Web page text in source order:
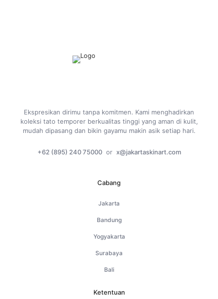
Ekspresikan dirimu tanpa komitmen. Kami menghadirkan
koleksi tato temporer berkualitas tinggi yang aman di kulit,
mudah dipasang dan bikin gayamu makin asik setiap hari.
+62 (895) 240 75000 or x@jakartaskinart.com
Cabang
Jakarta
Bandung
Yogyakarta
Surabaya
Bali
Ketentuan